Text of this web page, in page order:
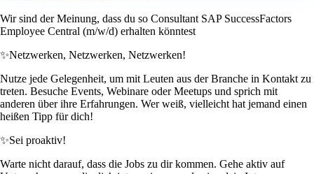
Wir sind der Meinung, dass du so Consultant SAP SuccessFactors
Employee Central (m/w/d) erhalten könntest
✨Netzwerken, Netzwerken, Netzwerken!
Nutze jede Gelegenheit, um mit Leuten aus der Branche in Kontakt zu
treten. Besuche Events, Webinare oder Meetups und sprich mit
anderen über ihre Erfahrungen. Wer weiß, vielleicht hat jemand einen
heißen Tipp für dich!
✨Sei proaktiv!
Warte nicht darauf, dass die Jobs zu dir kommen. Gehe aktiv auf